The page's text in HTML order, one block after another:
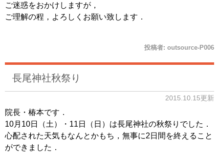
ご迷惑をおかけしますが，
ご理解の程，よろしくお願い致します．
投稿者: outsource-P006
長尾神社秋祭り
2015.10.15更新
院長・椿本です．
10月10日（土）・11日（日）は長尾神社の秋祭りでした．
心配された天気もなんとかもち，無事に2日間を終えること
ができました．